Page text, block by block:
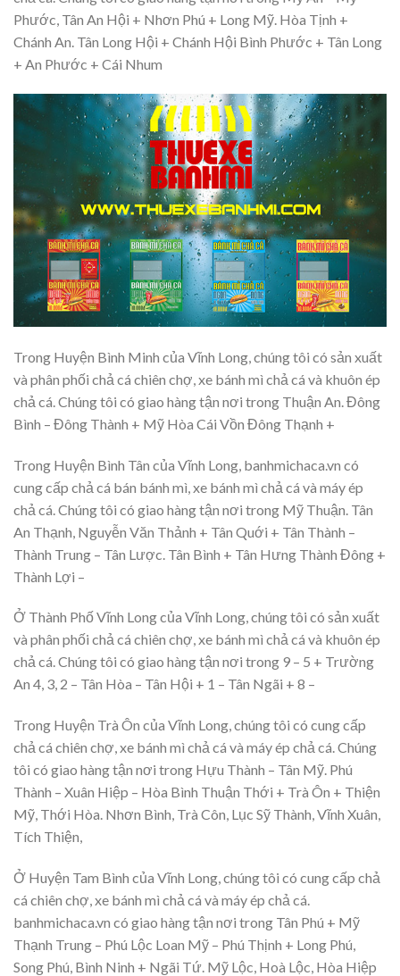
Phước, Tân An Hội + Nhơn Phú + Long Mỹ. Hòa Tịnh +
Chánh An. Tân Long Hội + Chánh Hội Bình Phước + Tân Long
+ An Phước + Cái Nhum
Trong Huyện Bình Minh của Vĩnh Long, chúng tôi có sản xuất
và phân phối chả cá chiên chợ, xe bánh mì chả cá và khuôn ép
chả cá. Chúng tôi có giao hàng tận nơi trong Thuận An. Đông
Bình – Đông Thành + Mỹ Hòa Cái Vồn Đông Thạnh +
Trong Huyện Bình Tân của Vĩnh Long, banhmichaca.vn có
cung cấp chả cá bán bánh mì, xe bánh mì chả cá và máy ép
chả cá. Chúng tôi có giao hàng tận nơi trong Mỹ Thuận. Tân
An Thạnh, Nguyễn Văn Thảnh + Tân Quới + Tân Thành –
Thành Trung – Tân Lược. Tân Bình + Tân Hưng Thành Đông +
Thành Lợi –
Ở Thành Phố Vĩnh Long của Vĩnh Long, chúng tôi có sản xuất
và phân phối chả cá chiên chợ, xe bánh mì chả cá và khuôn ép
chả cá. Chúng tôi có giao hàng tận nơi trong 9 – 5 + Trường
An 4, 3, 2 – Tân Hòa – Tân Hội + 1 – Tân Ngãi + 8 –
Trong Huyện Trà Ôn của Vĩnh Long, chúng tôi có cung cấp
chả cá chiên chợ, xe bánh mì chả cá và máy ép chả cá. Chúng
tôi có giao hàng tận nơi trong Hựu Thành – Tân Mỹ. Phú
Thành – Xuân Hiệp – Hòa Bình Thuận Thới + Trà Ôn + Thiện
Mỹ, Thới Hòa. Nhơn Bình, Trà Côn, Lục Sỹ Thành, Vĩnh Xuân,
Tích Thiện,
Ở Huyện Tam Bình của Vĩnh Long, chúng tôi có cung cấp chả
cá chiên chợ, xe bánh mì chả cá và máy ép chả cá.
banhmichaca.vn có giao hàng tận nơi trong Tân Phú + Mỹ
Thạnh Trung – Phú Lộc Loan Mỹ – Phú Thịnh + Long Phú,
Song Phú, Bình Ninh + Ngãi Tứ. Mỹ Lộc, Hoà Lộc, Hòa Hiệp